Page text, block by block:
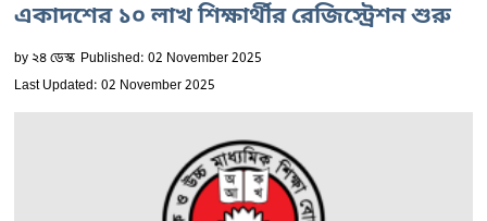
একাদশের ১০ লাখ শিক্ষার্থীর রেজিস্ট্রেশন শুরু
by২৪ ডেস্ক Published: 02 November 2025
Last Updated: 02 November 2025